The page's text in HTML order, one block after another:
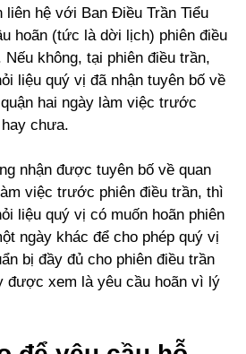
liên hệ với Ban Điều Trần Tiểu
hoãn (tức là dời lịch) phiên điều
không, tại phiên điều trần,
liệu quý vị đã nhận tuyên bố về
hai ngày làm việc trước
chưa.
nhận được tuyên bố về quan
việc trước phiên điều trần, thì
liệu quý vị có muốn hoãn phiên
ngày khác để cho phép quý vị
bị đầy đủ cho phiên điều trần
được xem là yêu cầu hoãn vì lý